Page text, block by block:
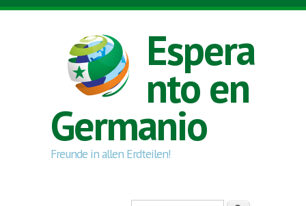
Skip to main content
Espera
nto en
Germanio
Freunde in allen Erdteilen!